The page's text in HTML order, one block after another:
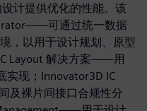
计提供优化的性能。该
可通过统一数据
，以用于设计规划、原型
Layout 解决方案——用
实现；Innovator3D IC
及裸片间接口合规性分